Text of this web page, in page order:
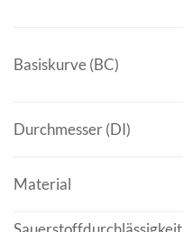
Basiskurve (BC)
Durchmesser (DI)
Material